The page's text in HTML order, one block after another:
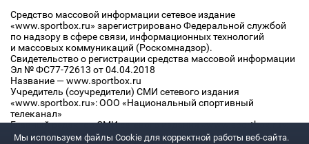
Средство массовой информации сетевое издание
«www.sportbox.ru» зарегистрировано Федеральной службой
по надзору в сфере связи, информационных технологий
и массовых коммуникаций (Роскомнадзор).
Свидетельство о регистрации средства массовой информации
Эл № ФС77-72613 от 04.04.2018
Название — www.sportbox.ru
Учредитель (соучредители) СМИ сетевого издания
«www.sportbox.ru»: ООО «Национальный спортивный
телеканал»
Главный редактор СМИ сетевого издания «www.sportbox.ru»:
Конов В.А.
Мы используем файлы Сookie для корректной работы веб-сайта.